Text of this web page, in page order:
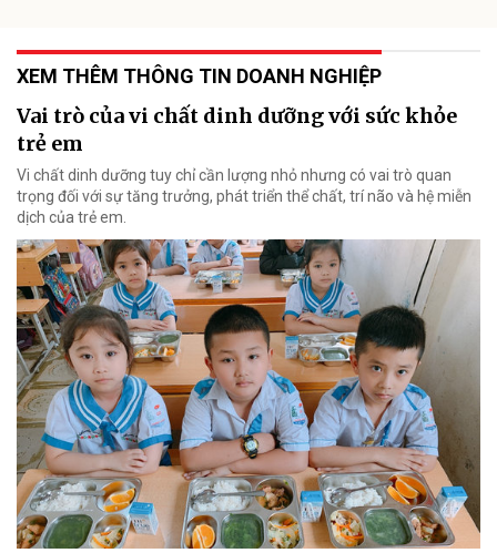
XEM THÊM THÔNG TIN DOANH NGHIỆP
Vai trò của vi chất dinh dưỡng với sức khỏe
trẻ em
Vi chất dinh dưỡng tuy chỉ cần lượng nhỏ nhưng có vai trò quan
trọng đối với sự tăng trưởng, phát triển thể chất, trí não và hệ miễn
dịch của trẻ em.